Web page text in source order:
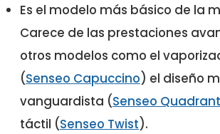
1450W, COLOR PLATEADO.
ALEMANIA
Potencia: 1.450 W
Capacidad del depósito de agua:
1 taza, tiempo de preparación : 30
Indicador de nivel de agua
Es el modelo más básico de la
Carece de las prestaciones
otros modelos como el
(Senseo Capuccino) el diseño
vanguardista (Senseo
táctil (Senseo Twist).